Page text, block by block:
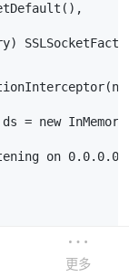
= new
on
更多